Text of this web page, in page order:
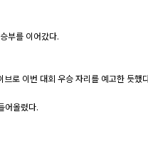
부를 이어갔다.
로 이번 대회 우승 자리를 예고한 듯했
어올렸다.